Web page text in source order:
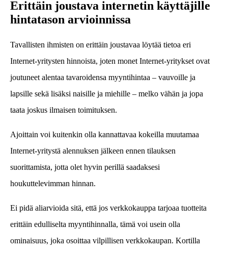
Erittäin joustava internetin käyttäjille
hintatason arvioinnissa
Tavallisten ihmisten on erittäin joustavaa löytää tietoa eri
Internet-yritysten hinnoista, joten monet Internet-yritykset ovat
joutuneet alentaa tavaroidensa myyntihintaa – vauvoille ja
lapsille sekä lisäksi naisille ja miehille – melko vähän ja jopa
taata joskus ilmaisen toimituksen.
Ajoittain voi kuitenkin olla kannattavaa kokeilla muutamaa
Internet-yritystä alennuksen jälkeen ennen tilauksen
suorittamista, jotta olet hyvin perillä saadaksesi
houkuttelevimman hinnan.
Ei pidä aliarvioida sitä, että jos verkkokauppa tarjoaa tuotteita
erittäin edulliselta myyntihinnalla, tämä voi usein olla
ominaisuus, joka osoittaa vilpillisen verkkokaupan. Kortilla